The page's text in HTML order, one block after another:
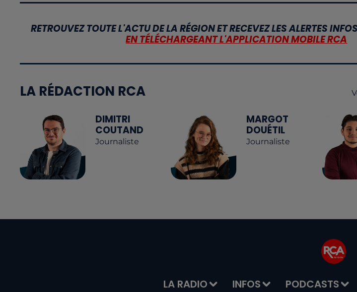
RETROUVEZ TOUTE L'ACTU DE LA RÉGION ET RECEVEZ LES ALERTES
EN TÉLÉCHARGEANT L'APPLICATION MOBILE RCA
LA RÉDACTION RCA
DIMITRI
COUTAND
Journaliste
MARGOT
DOUÉTIL
Journaliste
LA RADIO INFOS PODCASTS